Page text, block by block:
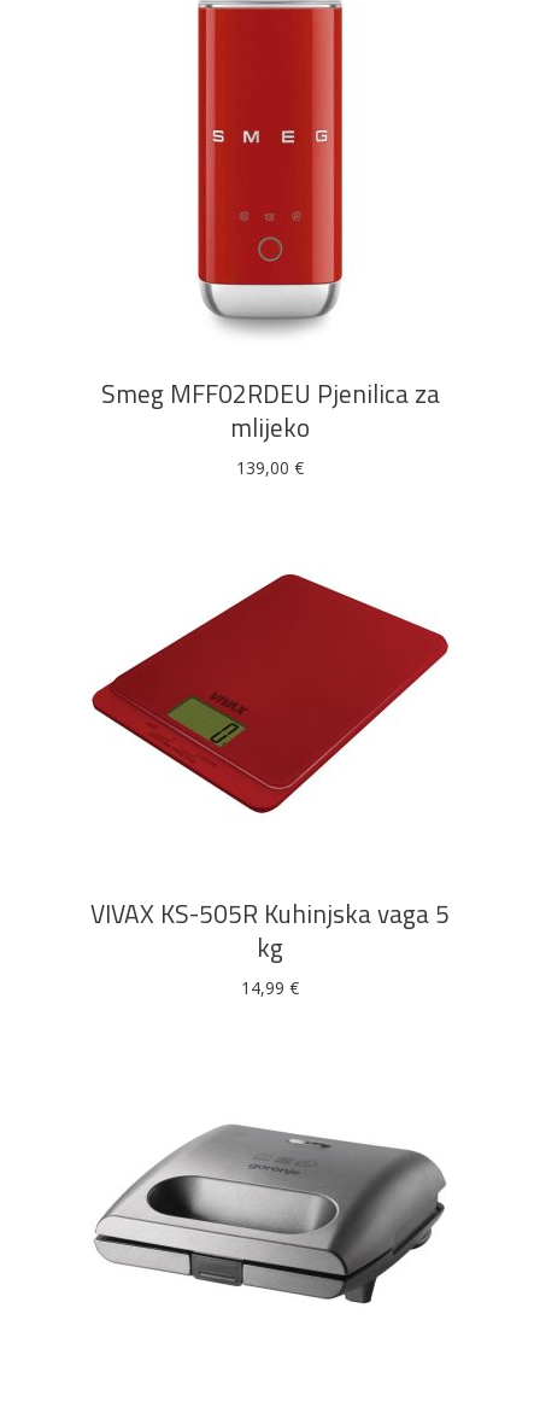
DODAJ U KOŠARICU
Smeg MFF02RDEU Pjenilica za
mlijeko
139,00 €
DODAJ U KOŠARICU
VIVAX KS-505R Kuhinjska vaga 5
kg
14,99 €
DODAJ U KOŠARICU